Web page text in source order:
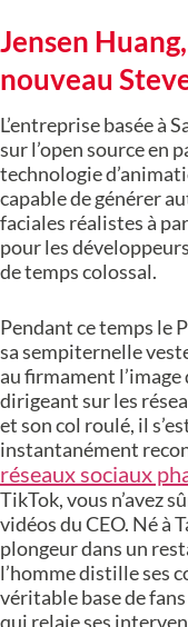
Jensen
nouveau
L’entreprise basée à
sur l’open source en
technologie
capable de générer
faciales réalistes à
pour les
de temps colossal.
Pendant ce temps le
sa sempiternelle
au firmament l’image
dirigeant sur les
et son col roulé, il
instantanément
réseaux sociaux
TikTok, vous n’avez
vidéos du CEO. Né à
plongeur dans un
l’homme distille ses
véritable base de fans
qui relaie ses